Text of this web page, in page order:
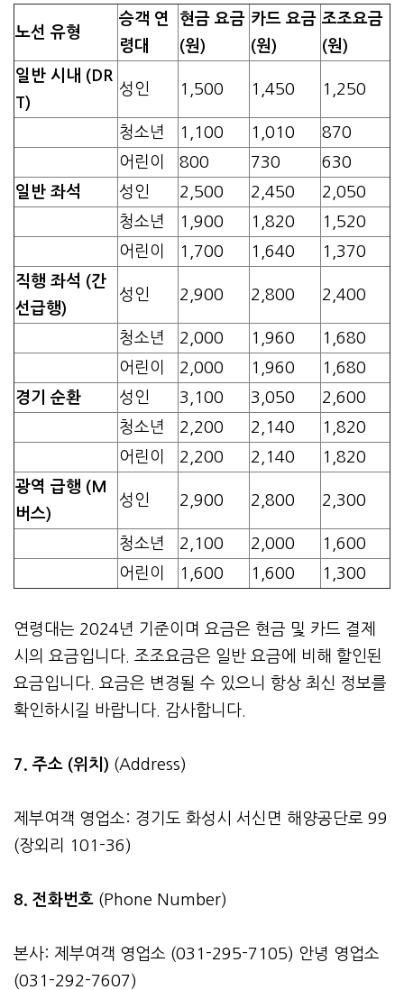
노선 유형
승객 연
령대
현금 요금
(원)
카드 요금
(원)
조조요금
(원)
일반 시내 (DR
T)
성인 1,500 1,450 1,250
청소년 1,100 1,010
870
어린이
800 730
630
일반 좌석
성인 2,500 2,450
2,050
청소년
1,900 1,820
1,520
어린이
1,700 1,640
1,370
직행 좌석 (간
선급행)
성인 2,900 2,800 2,400
청소년 2,000 1,960
1,680
어린이
2,000 1,960
1,680
경기 순환
성인 3,100 3,050
2,600
청소년
2,200 2,140
1,820
어린이
2,200 2,140
1,820
광역 급행 (M
버스)
성인 2,900 2,800 2,300
청소년 2,100 2,000
1,600
어린이
1,600 1,600 1,300
연령대는 2024년 기준이며 요금은 현금 및 카드 결제
시의 요금입니다. 조조요금은 일반 요금에 비해 할인된
요금입니다. 요금은 변경될 수 있으니 항상 최신 정보를
확인하시길 바랍니다. 감사합니다.
7. 주소 (위치) (Address)
제부여객 영업소: 경기도 화성시 서신면 해양공단로 99
(장외리 101-36)
8. 전화번호 (Phone Number)
본사: 제부여객 영업소 (031-295-7105) 안녕 영업소
(031-292-7607)